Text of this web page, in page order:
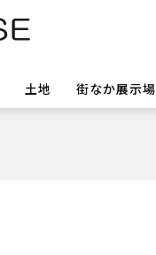
土地 街なか展示場